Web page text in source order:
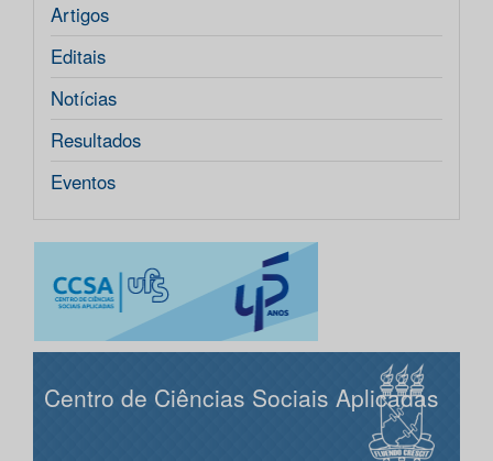
Artigos
Editais
Notícias
Resultados
Eventos
Centro de Ciências Sociais Aplicadas